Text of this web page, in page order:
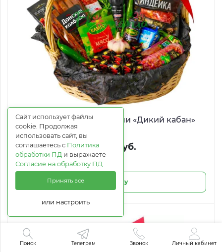
Корзина с деликатесами «Дикий кабан»
10 326 руб.
В корзину
Поиск Телеграм Звонок Личный кабинет
Сайт использует файлы
cookie. Продолжая
использовать сайт, вы
соглашаетесь с Политика
обработки ПД и выражаете
Согласие на обработку ПД
Принять все
или настроить